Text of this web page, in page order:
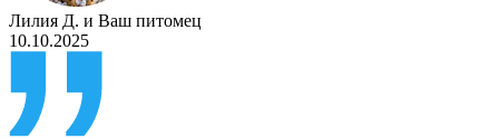
Лилия Д. и Ваш питомец
10.10.2025